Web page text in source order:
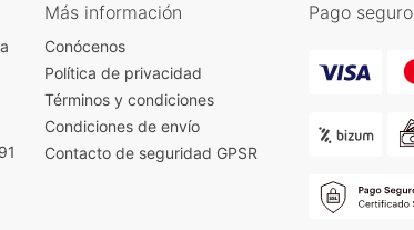
Más información
Conócenos
Política de privacidad
Términos y condiciones
Condiciones de envío
Contacto de seguridad GPSR
Pago seguro